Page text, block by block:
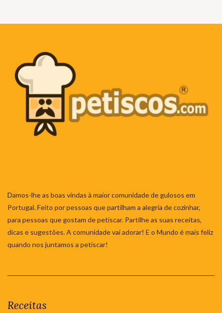
Damos-lhe as boas vindas à maior comunidade de gulosos em
Portugal. Feito por pessoas que partilham a alegria de cozinhar,
para pessoas que gostam de petiscar. Partilhe as suas receitas,
dicas e sugestões. A comunidade vai adorar! E o Mundo é mais feliz
quando nos juntamos a petiscar!
Receitas